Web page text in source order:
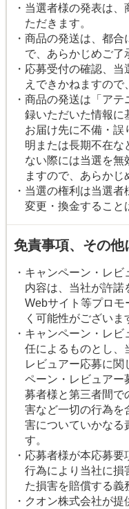
・当選者様の発表は
ただきます。
・商品の発送は、都
で、あらかじめご了
・応募受付の確認、
えできかねますので
・商品の発送は「ア
録いただいた情報に
お届け先に不備・誤
明または長期不在な
ない際には当選を無
ますので、あらかじ
・当選の権利は当選
変更・換金すること
免責事項、その他
・キャンペーン・レ
内容は、当社が許諾
Webサイト等プロモ
く可能性がございま
・キャンペーン・レ
任によるものとし、
レビュアー応募に関
ペーン・レビュアー
募者様と第三者間で
害など一切の行為を
害についていかなる
す。
・応募者様が本応募
行為により当社に損
た損害を賠償する義
・クオン株式会社が